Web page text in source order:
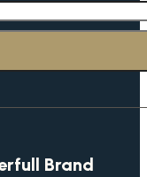
Brand